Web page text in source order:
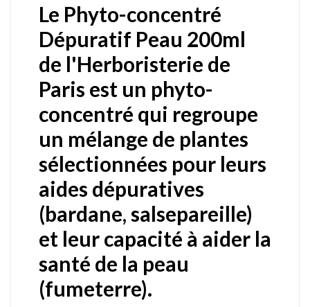
Le Phyto-concentré
Dépuratif Peau 200ml
de l'Herboristerie de
Paris est un phyto-
concentré qui regroupe
un mélange de plantes
sélectionnées pour leurs
aides dépuratives
(bardane, salsepareille)
et leur capacité à aider la
santé de la peau
(fumeterre).